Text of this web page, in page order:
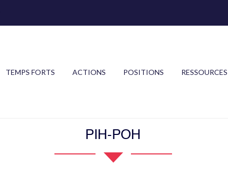
TEMPS FORTS ACTIONS POSITIONS RESSOURCES
PIH-POH